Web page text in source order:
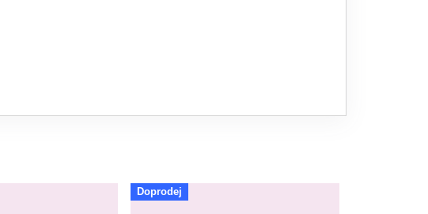
Doprodej